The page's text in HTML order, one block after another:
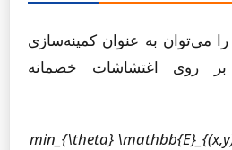
می‌توان به عنوان کمینه‌سازی
بر روی اغتشاشات خصمانه
$\min_{\theta}